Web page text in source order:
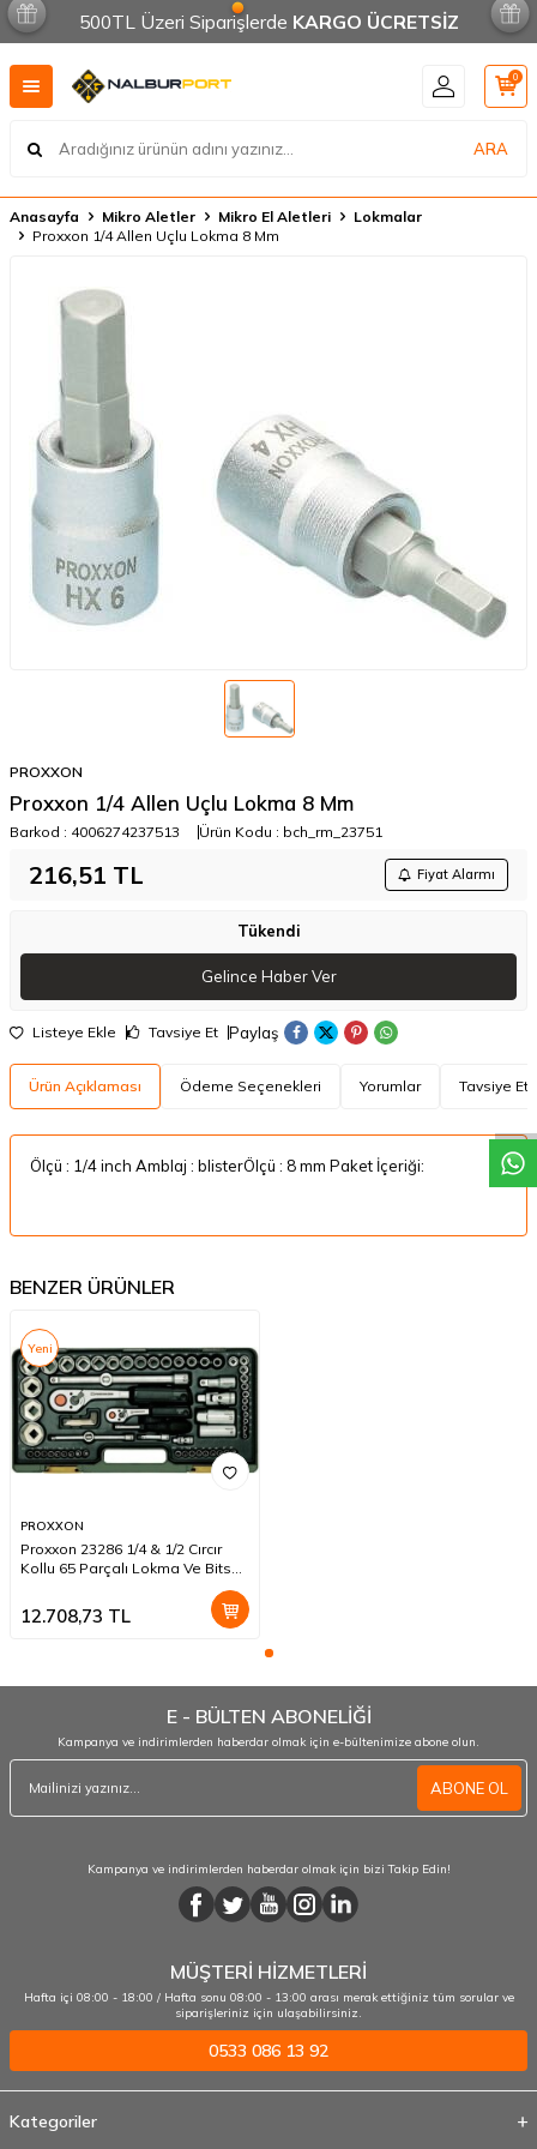
W
h
a
t
a
p
p
D
e
s
t
e
H
a
t
t
500TL Üzeri Siparişlerde KARGO ÜCRETSİZ
ARA
0
Anasayfa Mikro Aletler Mikro El Aletleri
Lokmalar
Proxxon 1/4 Allen Uçlu Lokma 8 Mm
PROXXON
Proxxon 1/4 Allen Uçlu Lokma 8 Mm
Barkod : 4006274237513 Ürün Kodu : bch_rm_23751
216,51 TL Fiyat Alarmı
Tükendi
Gelince Haber Ver
Listeye Ekle Tavsiye Et Paylaş
Ürün Açıklaması Ödeme Seçenekleri Yorumlar Tavsiye Et
Ölçü : 1/4 inch Amblaj : blisterÖlçü : 8 mm Paket İçeriği:
BENZER ÜRÜNLER
Yeni
PROXXON
Proxxon 23286 1/4 & 1/2 Cırcır
Kollu 65 Parçalı Lokma Ve Bits
12.708,73 TL
E - BÜLTEN ABONELİĞİ
Kampanya ve indirimlerden haberdar olmak için e-bültenimize abone olun.
ABONE OL
Kampanya ve indirimlerden haberdar olmak için bizi Takip Edin!
MÜŞTERİ HİZMETLERİ
Hafta içi 08:00 - 18:00 / Hafta sonu 08:00 - 13:00 arası merak ettiğiniz tüm sorular ve
siparişleriniz için ulaşabilirsiniz.
0533 086 13 92
Kategoriler